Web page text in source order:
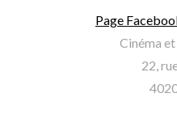
Page
Cinéma
22,